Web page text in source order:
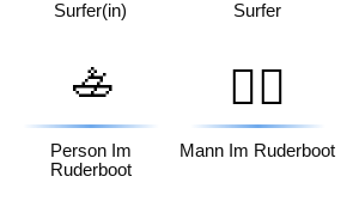
Surfer(in) Surfer
🚣
Person Im
Ruderboot
🚣‍♂️
Mann Im Ruderboot